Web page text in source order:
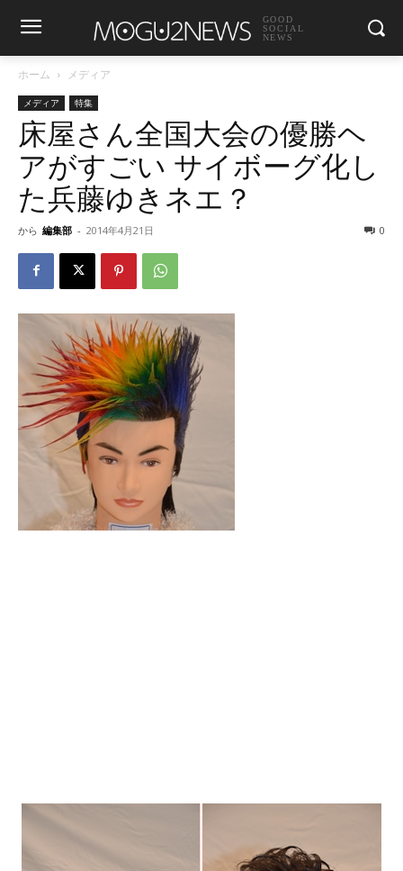
GOOD
SOCIAL
NEWS
ホーム メディア
メディア 特集
床屋さん全国大会の優勝ヘ
アがすごい サイボーグ化し
た兵藤ゆきネエ？
から 編集部 - 2014年4月21日 0